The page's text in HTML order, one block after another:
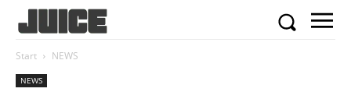
Start NEWS
NEWS